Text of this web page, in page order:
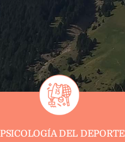
PSICOLOGÍA DEL DEPORTE